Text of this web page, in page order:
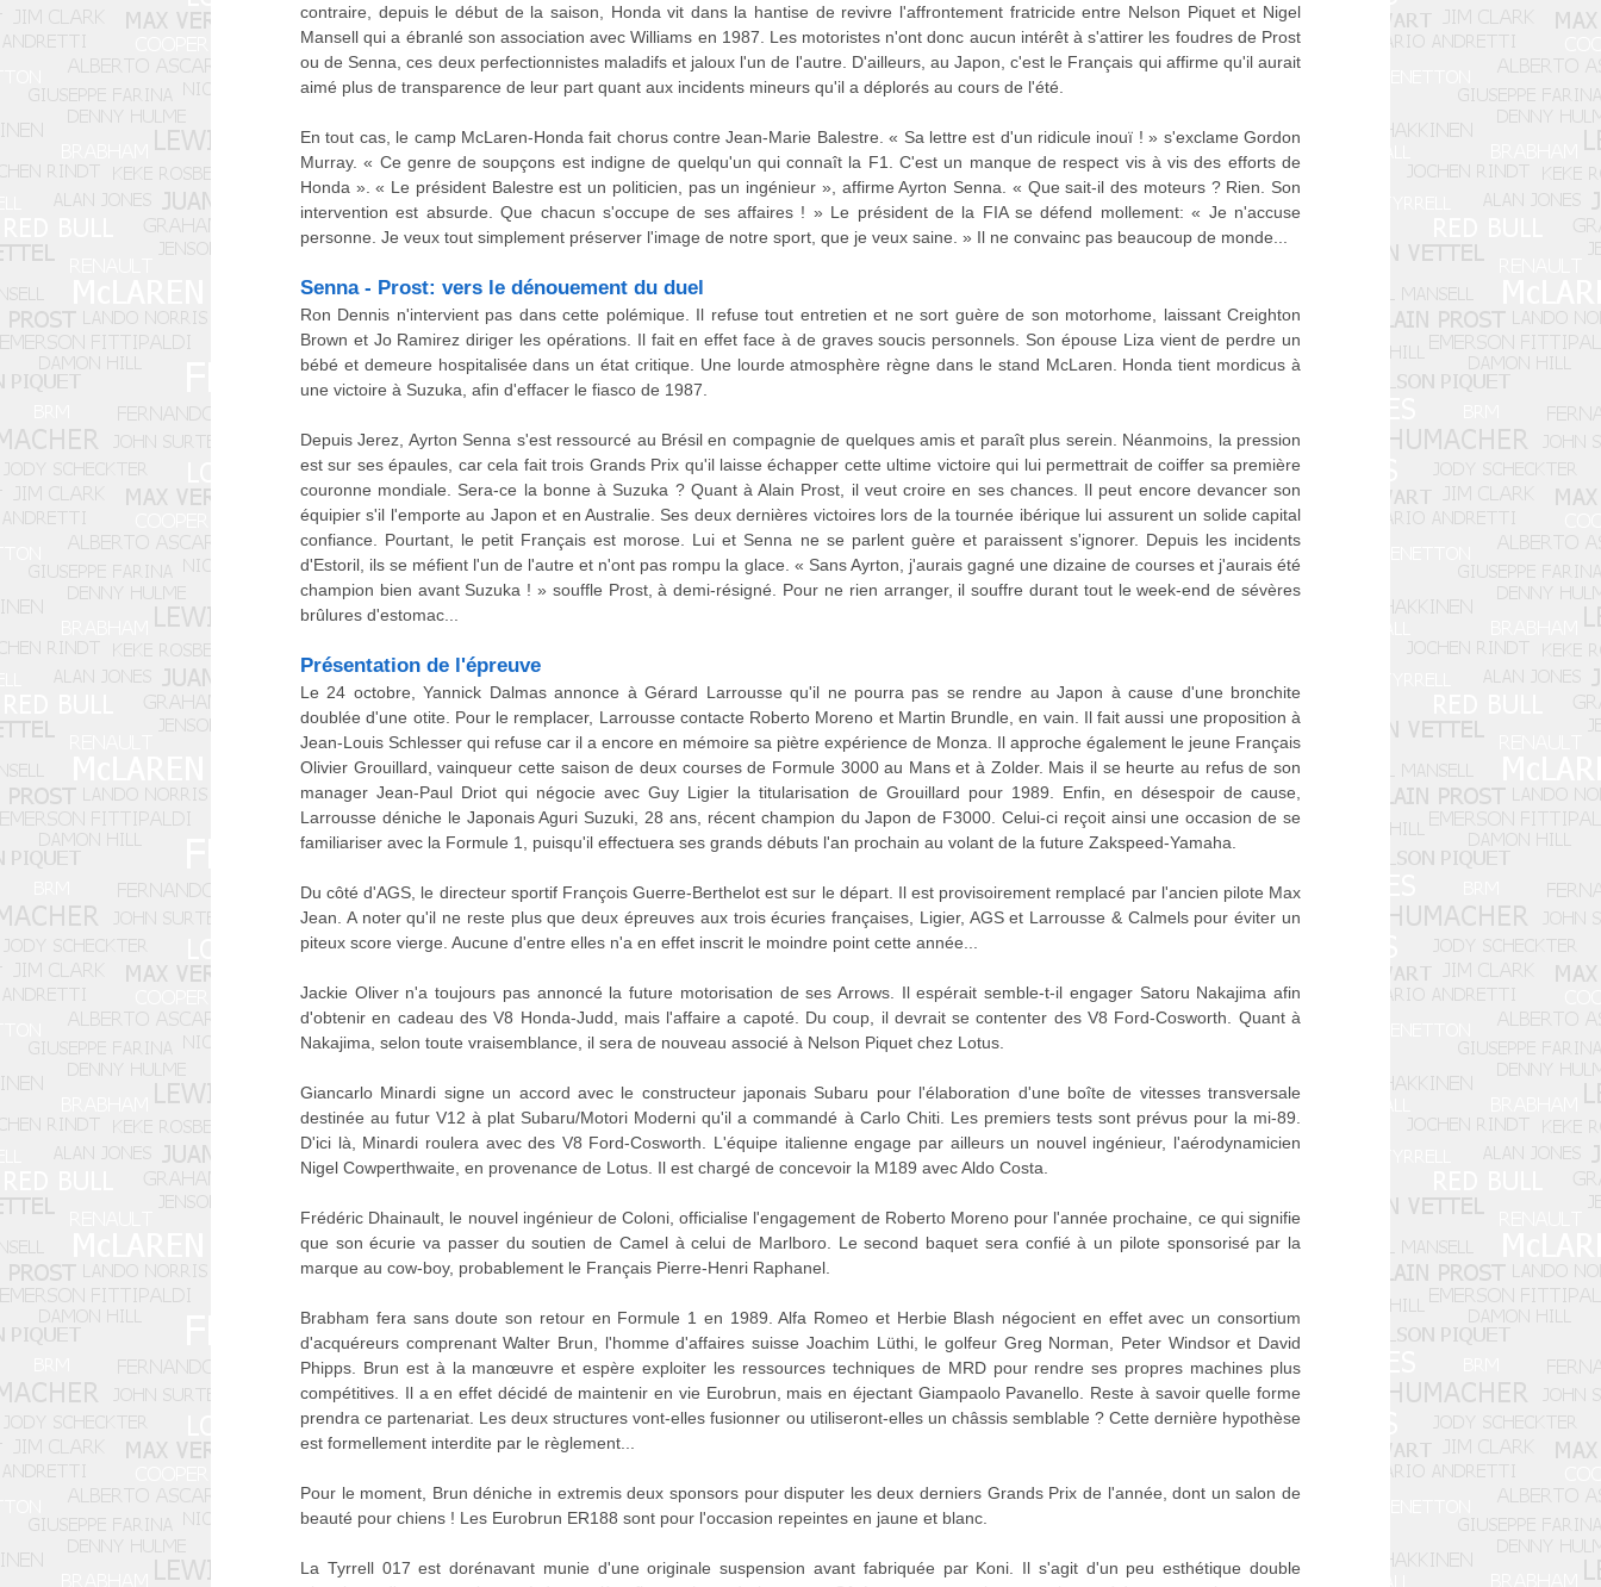
contraire, depuis le début de la saison, Honda vit dans la hantise de revivre l'affrontement fratricide entre Nelson Piquet et Nigel
Mansell qui a ébranlé son association avec Williams en 1987. Les motoristes n'ont donc aucun intérêt à s'attirer les foudres de Prost
ou de Senna, ces deux perfectionnistes maladifs et jaloux l'un de l'autre. D'ailleurs, au Japon, c'est le Français qui affirme qu'il aurait
aimé plus de transparence de leur part quant aux incidents mineurs qu'il a déplorés au cours de l'été.
En tout cas, le camp McLaren-Honda fait chorus contre Jean-Marie Balestre. « Sa lettre est d'un ridicule inouï ! » s'exclame Gordon
Murray. « Ce genre de soupçons est indigne de quelqu'un qui connaît la F1. C'est un manque de respect vis à vis des efforts de
Honda ». « Le président Balestre est un politicien, pas un ingénieur », affirme Ayrton Senna. « Que sait-il des moteurs ? Rien. Son
intervention est absurde. Que chacun s'occupe de ses affaires ! » Le président de la FIA se défend mollement: « Je n'accuse
personne. Je veux tout simplement préserver l'image de notre sport, que je veux saine. » Il ne convainc pas beaucoup de monde...
Senna - Prost: vers le dénouement du duel
Ron Dennis n'intervient pas dans cette polémique. Il refuse tout entretien et ne sort guère de son motorhome, laissant Creighton
Brown et Jo Ramirez diriger les opérations. Il fait en effet face à de graves soucis personnels. Son épouse Liza vient de perdre un
bébé et demeure hospitalisée dans un état critique. Une lourde atmosphère règne dans le stand McLaren. Honda tient mordicus à
une victoire à Suzuka, afin d'effacer le fiasco de 1987.
Depuis Jerez, Ayrton Senna s'est ressourcé au Brésil en compagnie de quelques amis et paraît plus serein. Néanmoins, la pression
est sur ses épaules, car cela fait trois Grands Prix qu'il laisse échapper cette ultime victoire qui lui permettrait de coiffer sa première
couronne mondiale. Sera-ce la bonne à Suzuka ? Quant à Alain Prost, il veut croire en ses chances. Il peut encore devancer son
équipier s'il l'emporte au Japon et en Australie. Ses deux dernières victoires lors de la tournée ibérique lui assurent un solide capital
confiance. Pourtant, le petit Français est morose. Lui et Senna ne se parlent guère et paraissent s'ignorer. Depuis les incidents
d'Estoril, ils se méfient l'un de l'autre et n'ont pas rompu la glace. « Sans Ayrton, j'aurais gagné une dizaine de courses et j'aurais été
champion bien avant Suzuka ! » souffle Prost, à demi-résigné. Pour ne rien arranger, il souffre durant tout le week-end de sévères
brûlures d'estomac...
Présentation de l'épreuve
Le 24 octobre, Yannick Dalmas annonce à Gérard Larrousse qu'il ne pourra pas se rendre au Japon à cause d'une bronchite
doublée d'une otite. Pour le remplacer, Larrousse contacte Roberto Moreno et Martin Brundle, en vain. Il fait aussi une proposition à
Jean-Louis Schlesser qui refuse car il a encore en mémoire sa piètre expérience de Monza. Il approche également le jeune Français
Olivier Grouillard, vainqueur cette saison de deux courses de Formule 3000 au Mans et à Zolder. Mais il se heurte au refus de son
manager Jean-Paul Driot qui négocie avec Guy Ligier la titularisation de Grouillard pour 1989. Enfin, en désespoir de cause,
Larrousse déniche le Japonais Aguri Suzuki, 28 ans, récent champion du Japon de F3000. Celui-ci reçoit ainsi une occasion de se
familiariser avec la Formule 1, puisqu'il effectuera ses grands débuts l'an prochain au volant de la future Zakspeed-Yamaha.
Du côté d'AGS, le directeur sportif François Guerre-Berthelot est sur le départ. Il est provisoirement remplacé par l'ancien pilote Max
Jean. A noter qu'il ne reste plus que deux épreuves aux trois écuries françaises, Ligier, AGS et Larrousse & Calmels pour éviter un
piteux score vierge. Aucune d'entre elles n'a en effet inscrit le moindre point cette année...
Jackie Oliver n'a toujours pas annoncé la future motorisation de ses Arrows. Il espérait semble-t-il engager Satoru Nakajima afin
d'obtenir en cadeau des V8 Honda-Judd, mais l'affaire a capoté. Du coup, il devrait se contenter des V8 Ford-Cosworth. Quant à
Nakajima, selon toute vraisemblance, il sera de nouveau associé à Nelson Piquet chez Lotus.
Giancarlo Minardi signe un accord avec le constructeur japonais Subaru pour l'élaboration d'une boîte de vitesses transversale
destinée au futur V12 à plat Subaru/Motori Moderni qu'il a commandé à Carlo Chiti. Les premiers tests sont prévus pour la mi-89.
D'ici là, Minardi roulera avec des V8 Ford-Cosworth. L'équipe italienne engage par ailleurs un nouvel ingénieur, l'aérodynamicien
Nigel Cowperthwaite, en provenance de Lotus. Il est chargé de concevoir la M189 avec Aldo Costa.
Frédéric Dhainault, le nouvel ingénieur de Coloni, officialise l'engagement de Roberto Moreno pour l'année prochaine, ce qui signifie
que son écurie va passer du soutien de Camel à celui de Marlboro. Le second baquet sera confié à un pilote sponsorisé par la
marque au cow-boy, probablement le Français Pierre-Henri Raphanel.
Brabham fera sans doute son retour en Formule 1 en 1989. Alfa Romeo et Herbie Blash négocient en effet avec un consortium
d'acquéreurs comprenant Walter Brun, l'homme d'affaires suisse Joachim Lüthi, le golfeur Greg Norman, Peter Windsor et David
Phipps. Brun est à la manœuvre et espère exploiter les ressources techniques de MRD pour rendre ses propres machines plus
compétitives. Il a en effet décidé de maintenir en vie Eurobrun, mais en éjectant Giampaolo Pavanello. Reste à savoir quelle forme
prendra ce partenariat. Les deux structures vont-elles fusionner ou utiliseront-elles un châssis semblable ? Cette dernière hypothèse
est formellement interdite par le règlement...
Pour le moment, Brun déniche in extremis deux sponsors pour disputer les deux derniers Grands Prix de l'année, dont un salon de
beauté pour chiens ! Les Eurobrun ER188 sont pour l'occasion repeintes en jaune et blanc.
La Tyrrell 017 est dorénavant munie d'une originale suspension avant fabriquée par Koni. Il s'agit d'un peu esthétique double